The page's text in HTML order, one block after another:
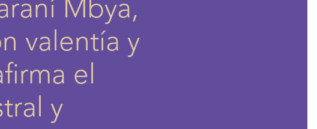
Mbya,
valentía y
el
y